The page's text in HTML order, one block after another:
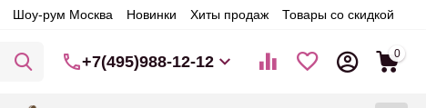
Шоу-рум Москва Новинки Хиты продаж Товары со скидкой
+7(495)988-12-12 0